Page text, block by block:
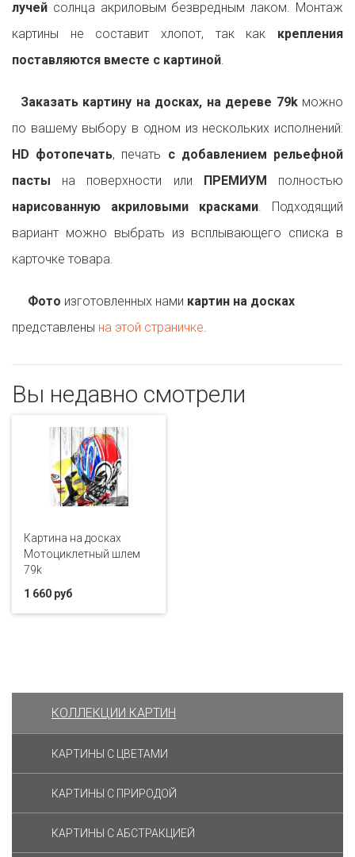
лучей солнца акриловым безвредным лаком. Монтаж
картины не составит хлопот, так как крепления
поставляются вместе с картиной.
Заказать картину на досках, на дереве 79kможно
по вашему выбору в одном из нескольких исполнений:
HD фотопечать, печать с добавлением рельефной
пасты на поверхности или ПРЕМИУМ
полностью
нарисованную акриловыми красками. Подходящий
вариант можно выбрать из всплывающего списка в
карточке товара.
Фото изготовленных нами картин на досках
представлены на этой страничке.
Вы недавно смотрели
Картина на досках
Мотоциклетный шлем
79k
1 660 руб
КОЛЛЕКЦИИ КАРТИН
КАРТИНЫ С ЦВЕТАМИ
КАРТИНЫ С ПРИРОДОЙ
КАРТИНЫ С АБСТРАКЦИЕЙ